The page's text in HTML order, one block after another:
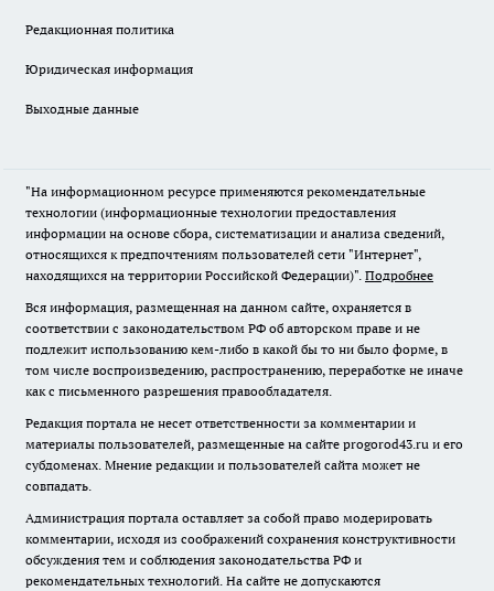
Редакционная политика
Юридическая информация
Выходные данные
"На информационном ресурсе применяются рекомендательные
технологии (информационные технологии предоставления
информации на основе сбора, систематизации и анализа сведений,
относящихся к предпочтениям пользователей сети "Интернет",
находящихся на территории Российской Федерации)". Подробнее
Вся информация, размещенная на данном сайте, охраняется в
соответствии с законодательством РФ об авторском праве и не
подлежит использованию кем-либо в какой бы то ни было форме, в
том числе воспроизведению, распространению, переработке не иначе
как с письменного разрешения правообладателя.
Редакция портала не несет ответственности за комментарии и
материалы пользователей, размещенные на сайте progorod43.ru и его
субдоменах. Мнение редакции и пользователей сайта может не
совпадать.
Администрация портала оставляет за собой право модерировать
комментарии, исходя из соображений сохранения конструктивности
обсуждения тем и соблюдения законодательства РФ и
рекомендательных технологий. На сайте не допускаются